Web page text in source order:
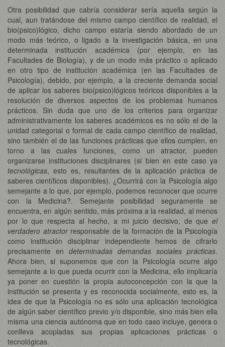
Otra posibilidad que cabría considerar sería aquella según la
cual, aun tratándose del mismo campo científico de realidad, el
bio(psico)lógico, dicho campo estaría siendo abordado de un
modo más teórico, o ligado a la investigación básica, en una
determinada institución académica (por ejemplo, en las
Facultades de Biología), y de un modo más práctico o aplicado
en otro tipo de institución académica (en las Facultades de
Psicología), debido, por ejemplo, a la creciente demanda social
de aplicar los saberes bio(psico)lógicos teóricos disponibles a la
resolución de diversos aspectos de los problemas humanos
prácticos. Sin duda que uno de los criterios para organizar
administrativamente los saberes académicos es no sólo el de la
unidad categorial o formal de cada campo científico de realidad,
sino también el de las funciones prácticas que ellos cumplen, en
torno a las cuales funciones, como un atractor, pueden
organizarse instituciones disciplinares (si bien en este caso ya
tecnológicas, esto es, resultantes de la aplicación práctica de
saberes científicos disponibles). ¿Ocurrirá con la Psicología algo
semejante a lo que, por ejemplo, podemos reconocer que ocurre
con la Medicina?. Semejante posibilidad seguramente se
encuentra, en algún sentido, más próxima a la realidad, al menos
por lo que respecta al hecho, a mi juicio decisivo, de que el
verdadero atractor responsable de la formación de la Psicología
como institución disciplinar independiente hemos de cifrarlo
precisamente en determinadas demandas sociales prácticas.
Ahora bien, si suponemos que con la Psicología ocurre algo
semejante a lo que pueda ocurrir con la Medicina, ello implicaría
ya poner en cuestión la propia autoconcepción con la que la
institución se presenta y es reconocida socialmente, esto es, la
idea de que la Psicología no es sólo una aplicación tecnológica
de algún saber científico previo y/o disponible, sino más bien ella
misma una ciencia autónoma que en todo caso incluye, genera o
conlleva acopladas sus propias aplicaciones prácticas o
tecnológicas.